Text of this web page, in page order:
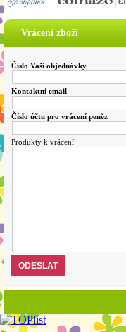
Vrácení zboží
Číslo Vaší objednávky
Kontaktní email
Číslo účtu pro vrácení peněz
Produkty k vrácení